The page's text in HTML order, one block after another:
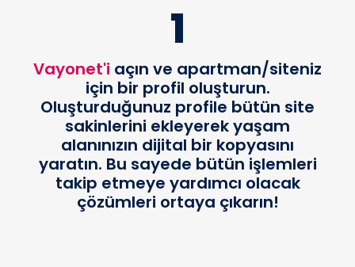
1
Vayonet'i açın ve apartman/siteniz
için bir profil oluşturun.
Oluşturduğunuz profile bütün site
sakinlerini ekleyerek yaşam
alanınızın dijital bir kopyasını
yaratın. Bu sayede bütün işlemleri
takip etmeye yardımcı olacak
çözümleri ortaya çıkarın!